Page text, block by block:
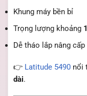
Khung máy bền bỉ
Trọng lượng khoảng
Dễ tháo lắp nâng cấp
👉 Latitude 5490 nổi
dài.